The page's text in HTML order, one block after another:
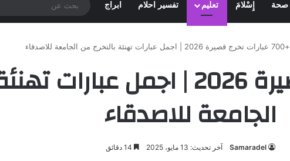
صحة إِسْلامَ تعليم تفسير احلام ابراج
+700 عبارات تخرج قصيرة 2026 | اجمل عبارات تهنئة بالتخرج من الجامعة للاصدقاء
+700 عبارات تخرج قصيرة 2026 | اجمل
الجامعة للاصدقاء
Samaradel آخر تحديث: 13 مايو، 2025